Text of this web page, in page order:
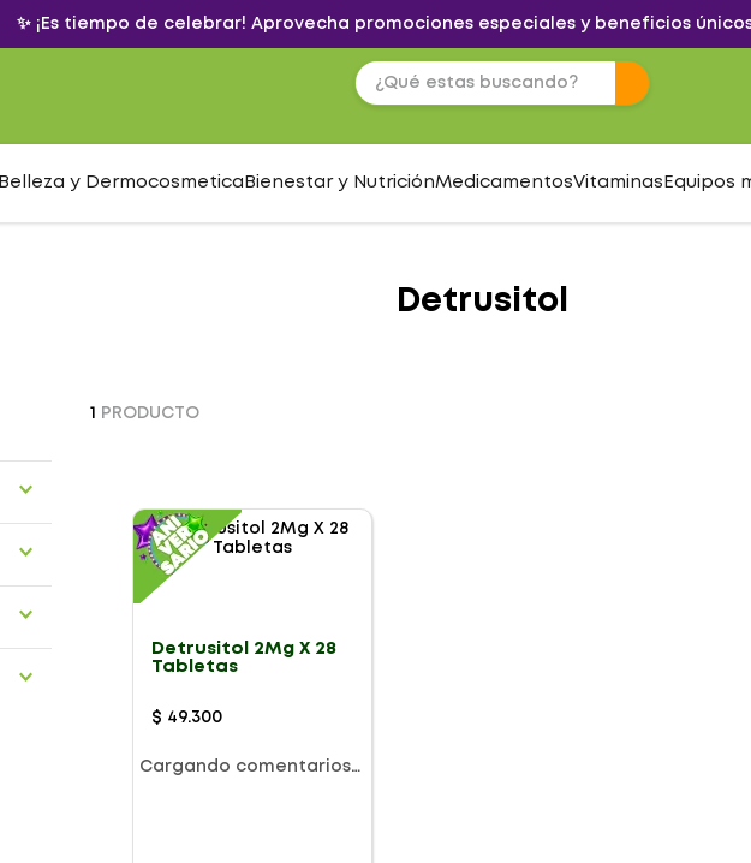
✨ ¡Es tiempo de celebrar! Aprovecha promociones especiales y beneficios
Belleza y Dermocosmetica Bienestar y NutriciónMedicamentosVitaminas Equipos
Detrusitol
1 PRODUCTO
Detrusitol 2Mg X 28
Tabletas
$ 49.300
Cargando comentarios…